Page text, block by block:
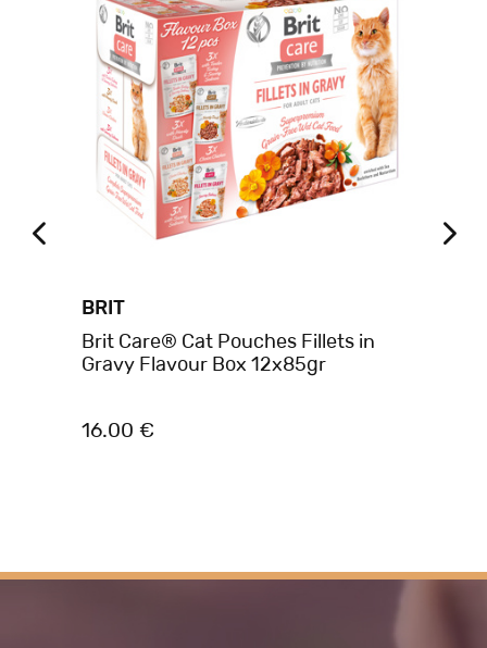
BRIT
Brit Care® Cat Pouches Fillets in
Gravy Flavour Box 12x85gr
16.00 €